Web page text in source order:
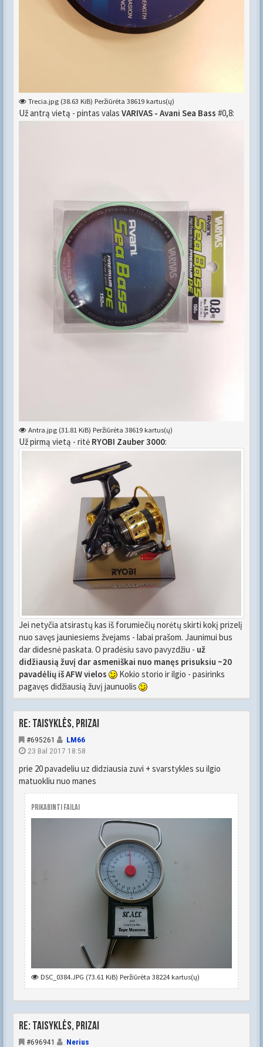
Trecia.jpg (38.63 KiB) Peržiūrėta 38619 kartus(ų)
Už antrą vietą - pintas valas VARIVAS - Avani Sea Bass #0,8:
Antra.jpg (31.81 KiB) Peržiūrėta 38619 kartus(ų)
Už pirmą vietą - ritė RYOBI Zauber 3000:
Jei netyčia atsirastų kas iš forumiečių norėtų skirti kokį prizelį
nuo savęs jauniesiems žvejams - labai prašom. Jaunimui bus
dar didesnė paskata. O pradėsiu savo pavyzdžiu - už
didžiausią žuvį dar asmeniškai nuo manęs prisuksiu ~20
pavadėlių iš AFW vielos
Kokio storio ir ilgio - pasirinks
pagavęs didžiausią žuvį jaunuolis
Re: Taisyklės, prizai
#695261
LM66
23 Bal 2017 18:58
prie 20 pavadeliu uz didziausia zuvi + svarstykles su ilgio
matuokliu nuo manes
Prikabinti failai
DSC_0384.JPG (73.61 KiB) Peržiūrėta 38224 kartus(ų)
Re: Taisyklės, prizai
#696941
Nerius